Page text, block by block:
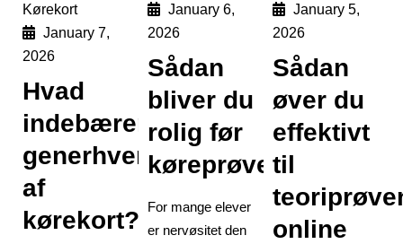
Kørekort
January 7,
2026
Hvad
indebærer
generhvervelse
af
kørekort?
January 6,
2026
Sådan
bliver du
rolig før
køreprøven
For mange elever
er nervøsitet den
January 5,
2026
Sådan
øver du
effektivt
til
online